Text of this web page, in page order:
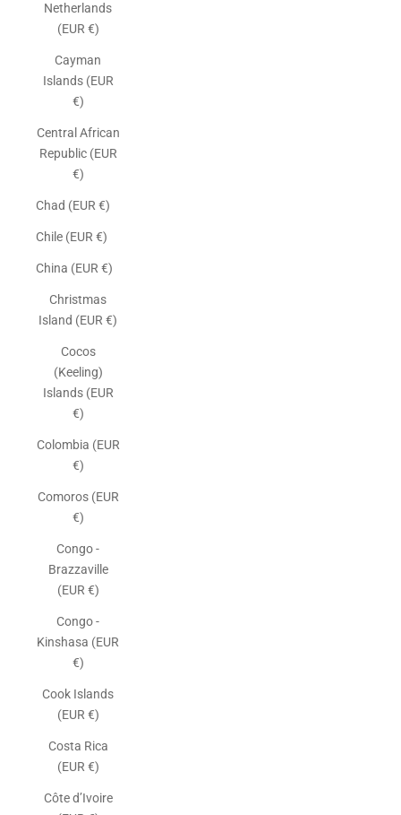
Netherlands
(EUR €)
Cayman
Islands (EUR
€)
Central African
Republic (EUR
€)
Chad (EUR €)
Chile (EUR €)
China (EUR €)
Christmas
Island (EUR €)
Cocos
(Keeling)
Islands (EUR
€)
Colombia (EUR
€)
Comoros (EUR
€)
Congo -
Brazzaville
(EUR €)
Congo -
Kinshasa (EUR
€)
Cook Islands
(EUR €)
Costa Rica
(EUR €)
Côte d’Ivoire